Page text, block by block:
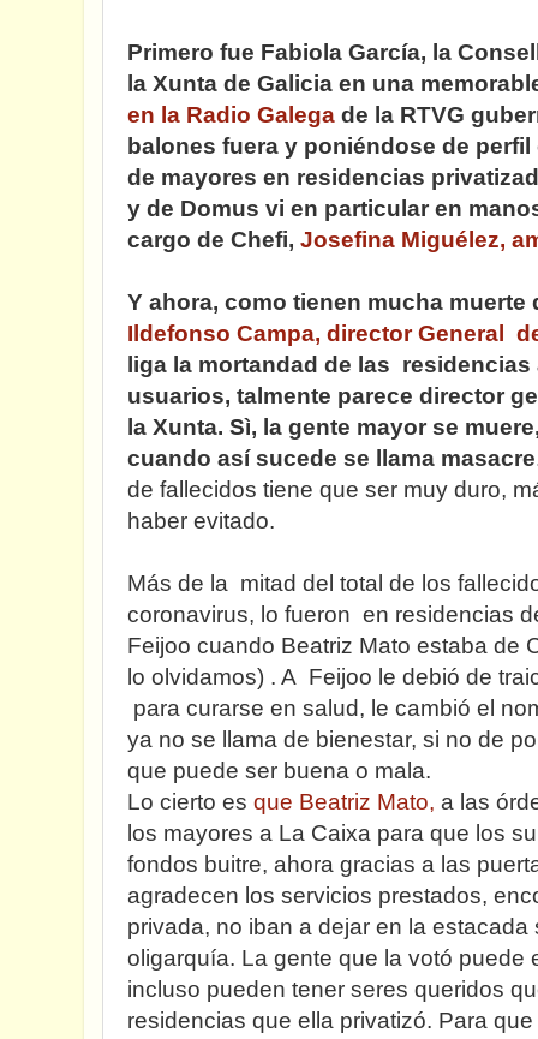
Primero fue Fabiola García, la
la Xunta de Galicia en una
en la Radio Galega de la RTVG
balones fuera y poniéndose de
de mayores en residencias
y de Domus vi en particular en
cargo de Chefi, Josefina Miguélez,
Y ahora, como tienen mucha muerte
Ildefonso Campa, director General
liga la mortandad de las residencias
usuarios, talmente parece director
la Xunta. Sì, la gente mayor se
cuando así sucede se llama masacre
de fallecidos tiene que ser muy duro,
haber evitado.
Más de la mitad del total de los
coronavirus, lo fueron en residencias
Feijoo cuando Beatriz Mato estaba de
lo olvidamos) . A Feijoo le debió de
para curarse en salud, le cambió el
ya no se llama de bienestar, si no de
que puede ser buena o mala.
Lo cierto es que Beatriz Mato, a las
los mayores a La Caixa para que los
fondos buitre, ahora gracias a las
agradecen los servicios prestados,
privada, no iban a dejar en la
oligarquía. La gente que la votó puede
incluso pueden tener seres queridos
residencias que ella privatizó. Para